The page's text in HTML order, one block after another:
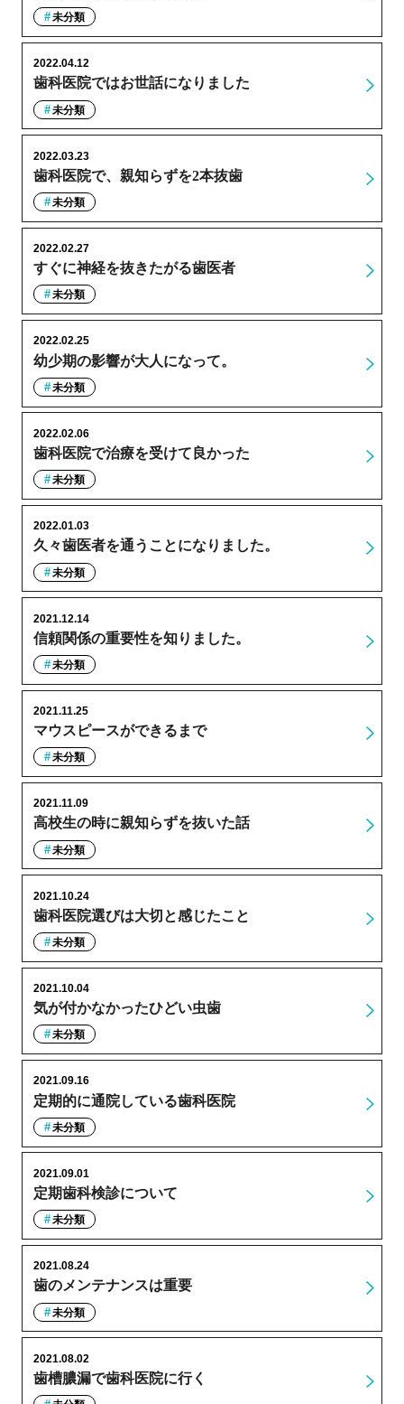
未分類
歯科医院ではお世話になりました
2022.04.12
未分類
歯科医院で、親知らずを2本抜歯
2022.03.23
未分類
すぐに神経を抜きたがる歯医者
2022.02.27
未分類
幼少期の影響が大人になって。
2022.02.25
未分類
歯科医院で治療を受けて良かった
2022.02.06
未分類
久々歯医者を通うことになりました。
2022.01.03
未分類
信頼関係の重要性を知りました。
2021.12.14
未分類
マウスピースができるまで
2021.11.25
未分類
高校生の時に親知らずを抜いた話
2021.11.09
未分類
歯科医院選びは大切と感じたこと
2021.10.24
未分類
気が付かなかったひどい虫歯
2021.10.04
未分類
定期的に通院している歯科医院
2021.09.16
未分類
定期歯科検診について
2021.09.01
未分類
歯のメンテナンスは重要
2021.08.24
未分類
歯槽膿漏で歯科医院に行く
2021.08.02